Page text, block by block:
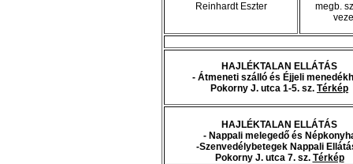
Reinhardt Eszter
megb.
HAJLÉKTALAN ELLÁTÁS
- Átmeneti szálló és Éjjeli
Pokorny J. utca 1-5. sz. Térkép
HAJLÉKTALAN ELLÁTÁS
- Nappali melegedő és
-Szenvedélybetegek Nappali
Pokorny J. utca 7. sz. Térkép